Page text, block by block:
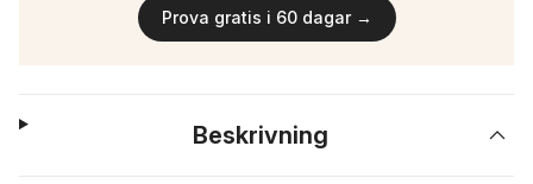
Prova gratis i 60 dagar →
Beskrivning